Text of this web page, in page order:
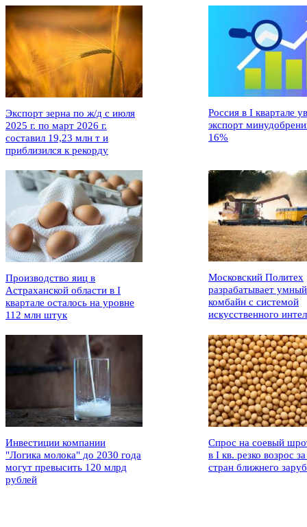
Экспорт зерна по ж/д с июля
2025 г. по март 2026 г.
составил 19,23 млн т и
приблизился к рекорду
Россия в I квартале
экспорт
16%
Производство яиц в
Астраханской области в I
квартале осталось на уровне
112 млн штук
Московский Политех
разрабатывает умный
комбайн с системой
искусственного
Инвестиции компании
"Логика молока" до 2030 года
могут превысить 120 млрд
рублей
Спрос на соевый
в I кв. резко возрос
стран ближнего